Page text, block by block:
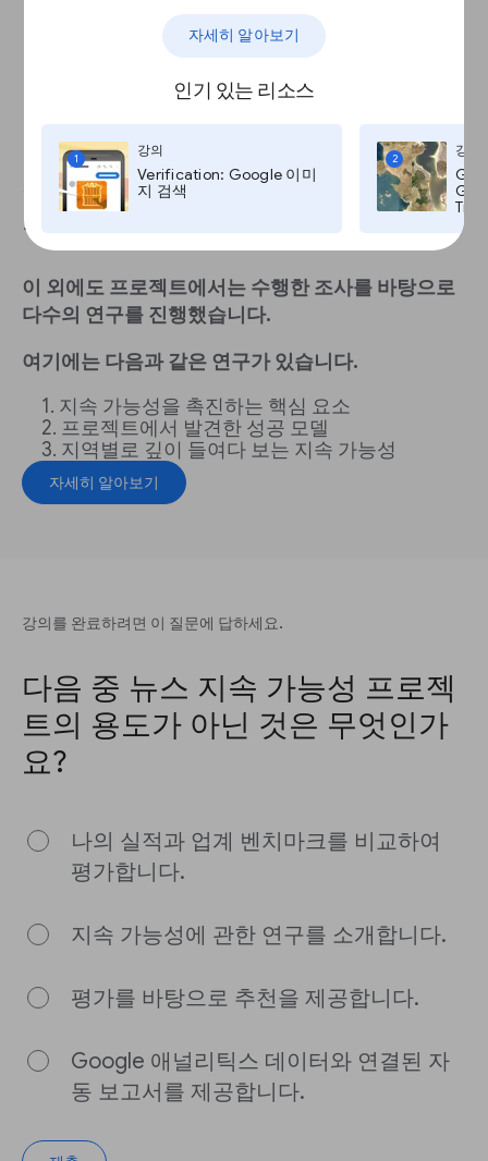
자세히 알아보기
인기 있는 리소스
1
강의
Verification: Google 이미
지 검색
2
강의
전략적 선택을 미세 조정합니다.
지속 가능성에 관한 연구 살펴보
기
이 외에도 프로젝트에서는 수행한 조사를 바탕으로
다수의 연구를 진행했습니다.
여기에는 다음과 같은 연구가 있습니다.
지속 가능성을 촉진하는 핵심 요소
프로젝트에서 발견한 성공 모델
지역별로 깊이 들여다 보는 지속 가능성
자세히 알아보기
강의를 완료하려면 이 질문에 답하세요.
다음 중 뉴스 지속 가능성 프로젝
트의 용도가 아닌 것은 무엇인가
요?
나의 실적과 업계 벤치마크를 비교하여
평가합니다.
지속 가능성에 관한 연구를 소개합니다.
평가를 바탕으로 추천을 제공합니다.
Google 애널리틱스 데이터와 연결된 자
동 보고서를 제공합니다.